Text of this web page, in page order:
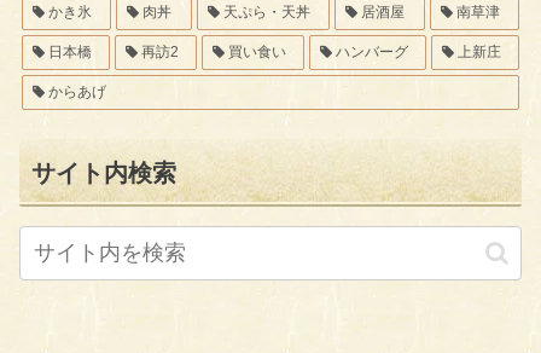
かき氷 肉丼 天ぷら・天丼 居酒屋 南草津
日本橋 再訪2 買い食い ハンバーグ 上新庄
からあげ
サイト内検索